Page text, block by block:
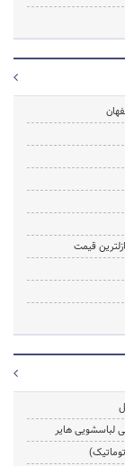
قیمت
لباسشویی هایر